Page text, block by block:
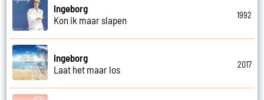
Ingeborg
Kon ik maar slapen
1992
Ingeborg
Laat het maar los
2017